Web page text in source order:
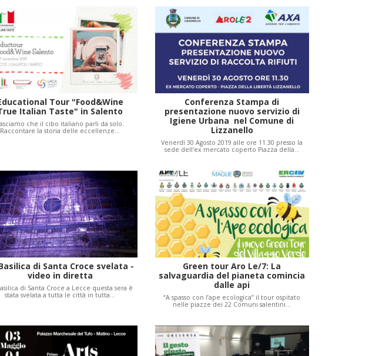
Tour "Food&Wine
Italian Taste" in Salento
che il cibo italiano parli da solo.
Raccontare la storia delle eccellenze…
Conferenza Stampa di
presentazione nuovo servizio di
Igiene Urbana nel Comune di
Lizzanello
Venerdì 30 Agosto 2019 alle ore 11.30 presso la
sede dell'ex mercato coperto Piazza della…
di Santa Croce svelata -
video in diretta
di Santa Croce a Lecce questa sera è
stata svelata a tutta le città in tutta…
Green tour Aro Le/7: La
salvaguardia del pianeta comincia
dalle api
“A spasso con l’ape ecologica” il tour ospitato
nelle piazze dei 22 Comuni salentini…